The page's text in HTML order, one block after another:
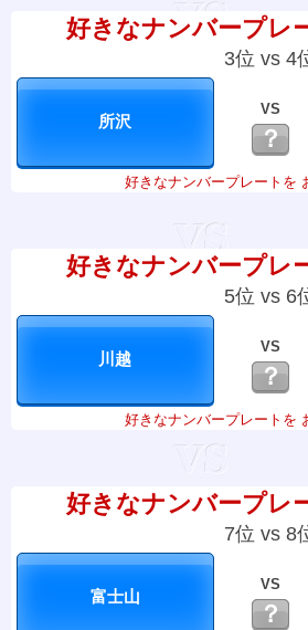
好きなナンバープレ
3位 vs 4
VS
？
好きなナンバープレートを
好きなナンバープレ
5位 vs 6
VS
？
好きなナンバープレートを
好きなナンバープレ
7位 vs 8
VS
？